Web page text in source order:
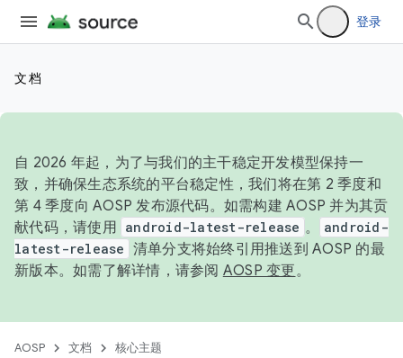
登录
文档
自 2026 年起，为了与我们的主干稳定开发模型保持一
致，并确保生态系统的平台稳定性，我们将在第 2 季度和
第 4 季度向 AOSP 发布源代码。如需构建 AOSP 并为其贡
献代码，请使用 android-latest-release 。
android-
latest-release 清单分支将始终引用推送到 AOSP 的最
新版本。如需了解详情，请参阅 AOSP 变更。
AOSP 文档 核心主题